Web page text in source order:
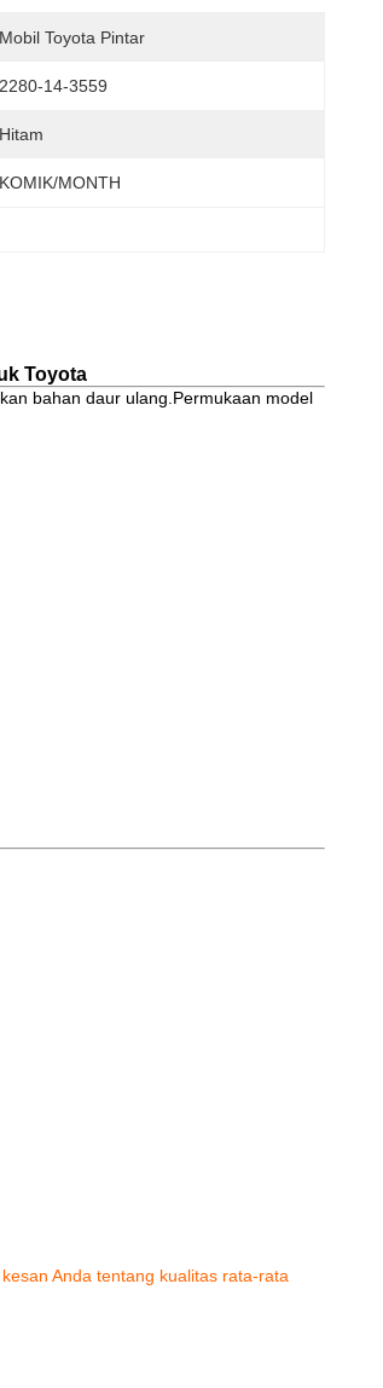
Mobil Toyota Pintar
2280-14-3559
Hitam
KOMIK/MONTH
Toyota
bahan daur ulang.Permukaan model
Anda tentang kualitas rata-rata